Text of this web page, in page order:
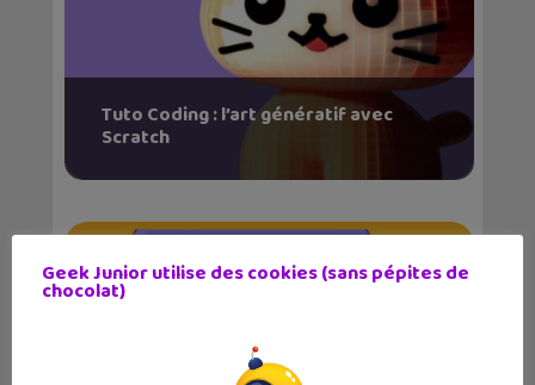
Tuto Coding : l’art génératif avec
Scratch
Geek Junior utilise des cookies (sans pépites de
chocolat)